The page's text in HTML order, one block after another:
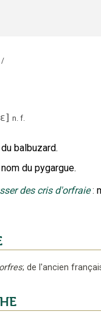
/
] n. f.
balbuzard.
du pygargue.
des cris d'orfraie :
orfres; de l'ancien